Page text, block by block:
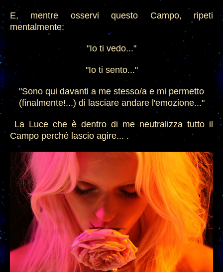
E, mentre osservi questo Campo, ripeti
mentalmente:
"Io ti vedo..."
"Io ti sento..."
"Sono qui davanti a me stesso/a e mi permetto
(finalmente!...) di lasciare andare l'emozione..."
La Luce che è dentro di me neutralizza tutto il
Campo perché lascio agire... .